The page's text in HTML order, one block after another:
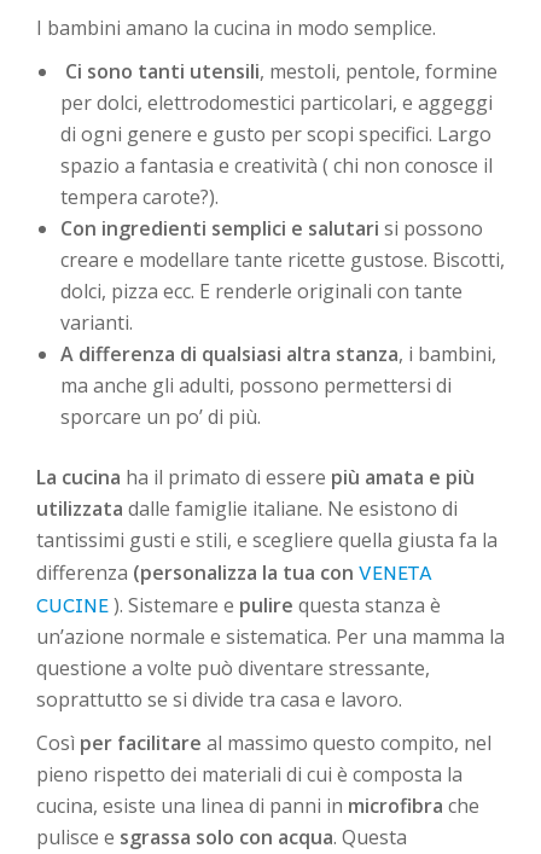
I bambini amano la cucina in modo semplice.
Ci sono tanti utensili, mestoli, pentole, formine
per dolci, elettrodomestici particolari, e aggeggi
di ogni genere e gusto per scopi specifici. Largo
spazio a fantasia e creatività ( chi non conosce il
tempera carote?).
Con ingredienti semplici e salutari si possono
creare e modellare tante ricette gustose. Biscotti,
dolci, pizza ecc. E renderle originali con tante
varianti.
A differenza di qualsiasi altra stanza, i bambini,
ma anche gli adulti, possono permettersi di
sporcare un po’ di più.
La cucina ha il primato di essere più amata e più
utilizzata dalle famiglie italiane. Ne esistono di
tantissimi gusti e stili, e scegliere quella giusta fa la
differenza (personalizza la tua con VENETA
CUCINE). Sistemare e pulire questa stanza è
un’azione normale e sistematica. Per una mamma la
questione a volte può diventare stressante,
soprattutto se si divide tra casa e lavoro.
Così per facilitare al massimo questo compito, nel
pieno rispetto dei materiali di cui è composta la
cucina, esiste una linea di panni in microfibra che
pulisce e sgrassa solo con acqua. Questa